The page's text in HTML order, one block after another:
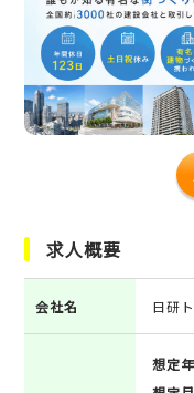
求人概要
会社名 日研
想定